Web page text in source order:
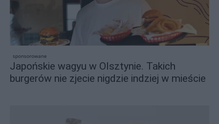
sponsorowane
Japońskie wagyu w Olsztynie. Takich
burgerów nie zjecie nigdzie indziej w mieście